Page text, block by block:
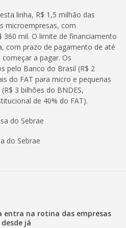
linha, R$ 1,5 milhão das
microempresas, com
mil. O limite de financiamento
com prazo de pagamento de até
a pagar. Os
pelo Banco do Brasil (R$ 2
do FAT para micro e pequenas
3 bilhões do BNDES,
de 40% do FAT).
do Sebrae
do Sebrae
na rotina das empresas
já